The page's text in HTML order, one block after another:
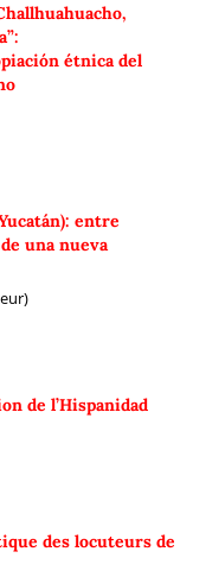
étnica del
entre
una nueva
de l’Hispanidad
des locuteurs de